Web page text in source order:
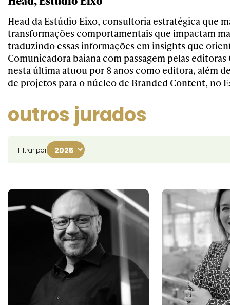
Head da Estúdio Eixo, consultoria estratégica que
transformações comportamentais que impactam
traduzindo essas informações em insights que
Comunicadora baiana com passagem pelas
nesta última atuou por 8 anos como editora, além
de projetos para o núcleo de Branded Content, no
outros jurados
Filtrar por